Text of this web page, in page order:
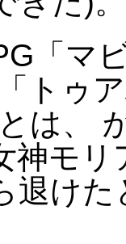
「マ
トゥ
は、
神モリ
退け